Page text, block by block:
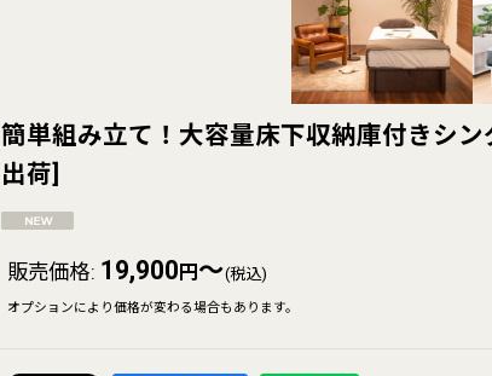
簡単組み立て！大容量床下収納庫付きシン
出荷]
販売価格: 19,900 円 ～(税込)
オプションにより価格が変わる場合もあります。